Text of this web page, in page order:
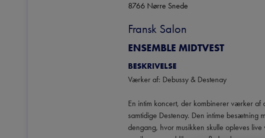
8766 Nørre Snede
Fransk Salon
ENSEMBLE MIDTVEST
BESKRIVELSE
Værker af: Debussy & Destenay
En intim koncert, der kombinerer værker af
samtidige Destenay. Den intime besætning
dengang, hvor musikken skulle opleves